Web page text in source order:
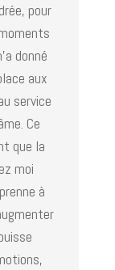
pour
donné
aux
service
Ce
que la
moi
à